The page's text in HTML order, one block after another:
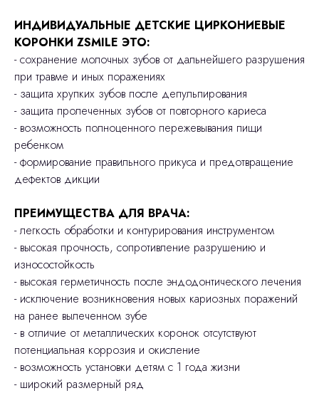
ИНДИВИДУАЛЬНЫЕ ДЕТСКИЕ ЦИРКОНИЕВЫЕ
КОРОНКИ ZSMILE ЭТО:
- сохранение молочных зубов от дальнейшего разрушения
при травме и иных поражениях
- защита хрупких зубов после депульпирования
- защита пролеченных зубов от повторного кариеса
- возможность полноценного пережевывания пищи
ребенком
- формирование правильного прикуса и предотвращение
дефектов дикции
ПРЕИМУЩЕСТВА ДЛЯ ВРАЧА:
- легкость обработки и контурирования инструментом
- высокая прочность, сопротивление разрушению и
износостойкость
- высокая герметичность после эндодонтического лечения
- исключение возникновения новых кариозных поражений
на ранее вылеченном зубе
- в отличие от металлических коронок отсутствуют
потенциальная коррозия и окисление
- возможность установки детям с 1 года жизни
- широкий размерный ряд